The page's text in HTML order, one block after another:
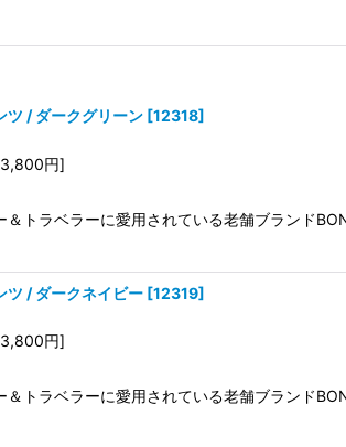
ツ / ダークグリーン [12318]
円]
＆トラベラーに愛用されている老舗ブランド
ツ / ダークネイビー [12319]
円]
＆トラベラーに愛用されている老舗ブランド